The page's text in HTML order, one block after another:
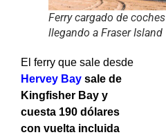
Ferry cargado de coches
llegando a Fraser Island
El ferry que sale desde
Hervey Bay sale de
Kingfisher Bay y
cuesta 190 dólares
con vuelta incluida